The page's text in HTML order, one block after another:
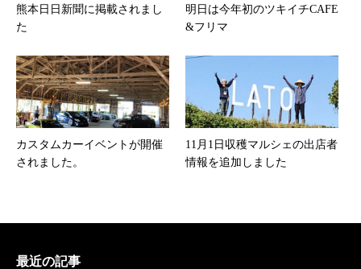
熊本日日新聞に掲載されまし
た
明日は今年初のツキイチCAFE
&フリマ
カスタムカーイベントが開催
されました。
11月1日収穫マルシェの出店者
情報を追加しました
最近の記事